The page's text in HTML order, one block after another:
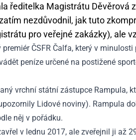
ředitelka Magistrátu Děvěrová
nezdůvodnil, jak tuto
pro veřejné zakázky), ale
ČSFR Čalfa, který v
peníze určené na postižené
vrchní státní zástupce Rampula,
Lidové noviny). Rampula
něj v pořádku.
v lednu 2017, ale zveřejnil ji až